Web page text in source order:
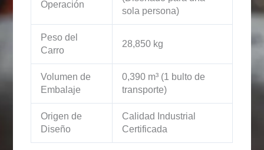
Operación
sola persona)
Peso del
Carro
28,850 kg
Volumen de
Embalaje
0,390 m³ (1 bulto de
transporte)
Origen de
Diseño
Calidad Industrial
Certificada